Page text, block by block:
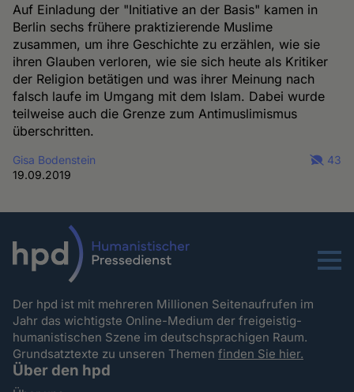
Auf Einladung der "Initiative an der Basis" kamen in
Berlin sechs frühere praktizierende Muslime
zusammen, um ihre Geschichte zu erzählen, wie sie
ihren Glauben verloren, wie sie sich heute als Kritiker
der Religion betätigen und was ihrer Meinung nach
falsch laufe im Umgang mit dem Islam. Dabei wurde
teilweise auch die Grenze zum Antimuslimismus
überschritten.
Gisa Bodenstein
19.09.2019
43
Menu
Der hpd ist mit mehreren Millionen Seitenaufrufen im
Jahr das wichtigste Online-Medium der freigeistig-
humanistischen Szene im deutschsprachigen Raum.
Grundsatztexte zu unseren Themenfinden Sie hier.
Über den hpd